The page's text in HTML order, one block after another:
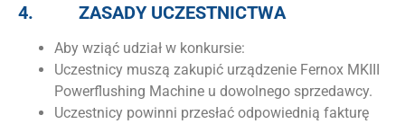
4. ZASADY UCZESTNICTWA
Aby wziąć udział w konkursie:
Uczestnicy muszą zakupić urządzenie Fernox MKIII
Powerflushing Machine u dowolnego sprzedawcy.
Uczestnicy powinni przesłać odpowiednią fakturę